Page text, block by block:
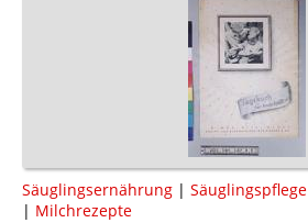
Säuglingsernährung | Säuglingspflege
| Milchrezepte